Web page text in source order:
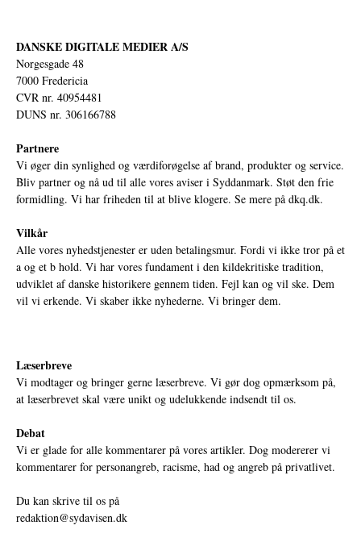
DANSKE DIGITALE MEDIER A/S
Norgesgade 48
7000 Fredericia
CVR nr. 40954481
DUNS nr. 306166788
Partnere
Vi øger din synlighed og værdiforøgelse af brand, produkter og service.
Bliv partner og nå ud til alle vores aviser i Syddanmark. Støt den frie
formidling. Vi har friheden til at blive klogere. Se mere på dkq.dk.
Vilkår
Alle vores nyhedstjenester er uden betalingsmur. Fordi vi ikke tror på et
a og et b hold. Vi har vores fundament i den kildekritiske tradition,
udviklet af danske historikere gennem tiden. Fejl kan og vil ske. Dem
vil vi erkende. Vi skaber ikke nyhederne. Vi bringer dem.
Læserbreve
Vi modtager og bringer gerne læserbreve. Vi gør dog opmærksom på,
at læserbrevet skal være unikt og udelukkende indsendt til os.
Debat
Vi er glade for alle kommentarer på vores artikler. Dog modererer vi
kommentarer for personangreb, racisme, had og angreb på privatlivet.
Du kan skrive til os på
redaktion@sydavisen.dk